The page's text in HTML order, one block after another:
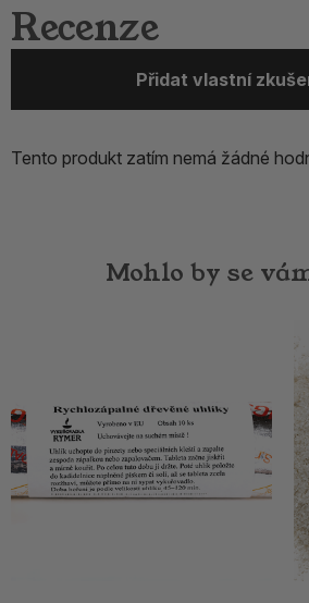
Recenze
Přidat vlastní
Tento produkt zatím nemá žádné
Mohlo by se